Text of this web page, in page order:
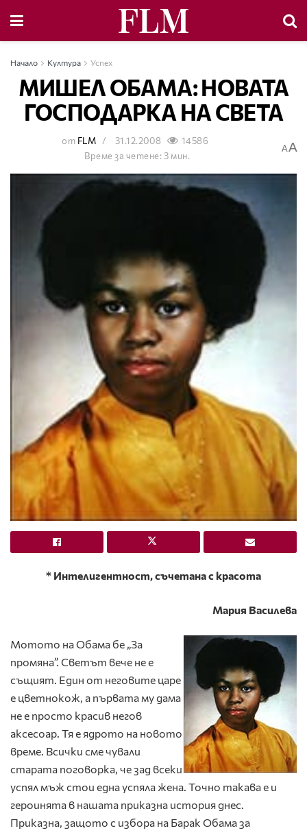
Начало Култура Успех
МИШЕЛ ОБАМА: НОВАТА
ГОСПОДАРКА НА СВЕТА
от FLM 31.12.2008
14586
Време за четене: 3 мин.
AA
* Интелигентност, съчетана с красота
Мария Василева
Мотото на Обама бе „За
промяна”. Светът вече не е
същият. Един от неговите царе
е цветнокож, а първата му дама
не е просто красив негов
аксесоар. Тя е ядрото на новото
време. Всички сме чували
старата поговорка, че зад всеки
успял мъж стои една успяла жена. Точно такава е и
героинята в нашата приказна история днес.
Приказна, защото с избора на Барак Обама за